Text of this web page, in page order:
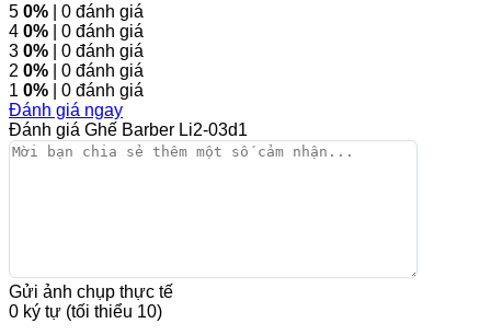
5 0% | 0 đánh giá
4 0% | 0 đánh giá
3 0% | 0 đánh giá
2 0% | 0 đánh giá
1 0% | 0 đánh giá
Đánh giá ngay
Đánh giá Ghế Barber Li2-03d1
Gửi ảnh chụp thực tế
0 ký tự (tối thiểu 10)